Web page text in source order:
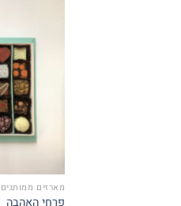
מארזים ממותגים